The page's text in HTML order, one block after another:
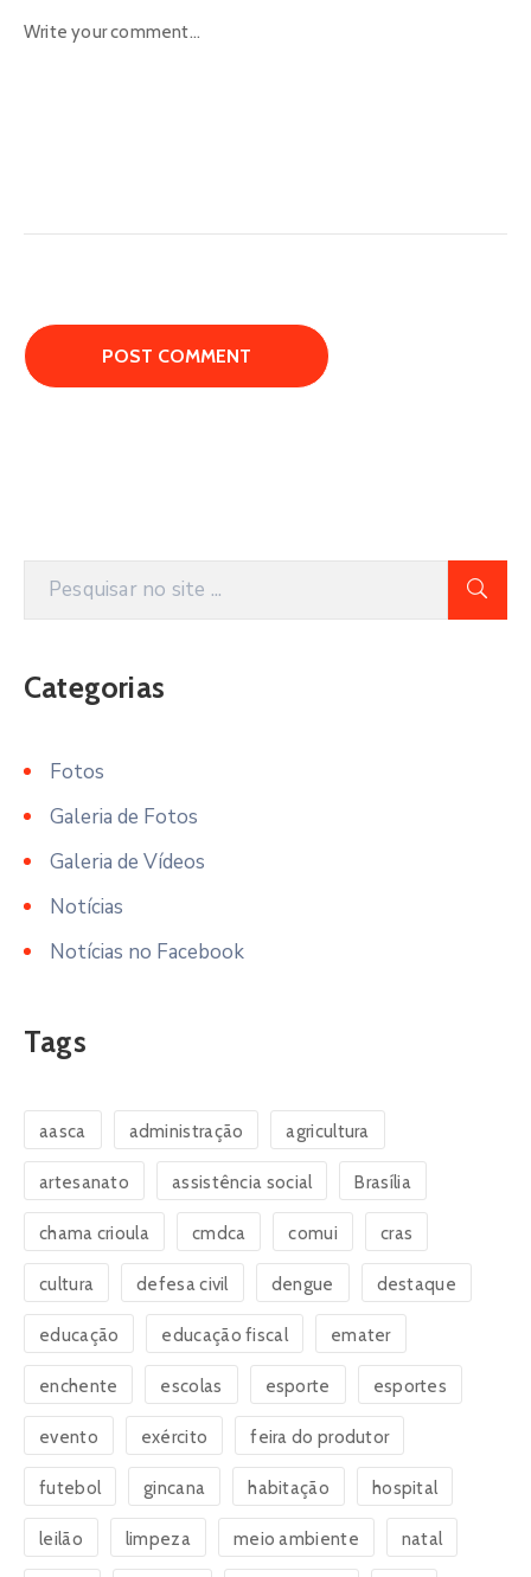
Categorias
Fotos
Galeria de Fotos
Galeria de Vídeos
Notícias
Notícias no Facebook
Tags
aasca administração agricultura
artesanato assistência social Brasília
chama crioula cmdca comui cras
cultura defesa civil dengue destaque
educação educação fiscal emater
enchente escolas esporte esportes
evento exército feira do produtor
futebol gincana habitação hospital
leilão limpeza meio ambiente natal